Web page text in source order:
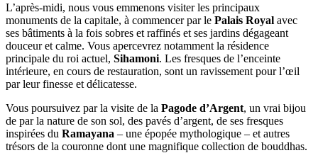
L’après-midi, nous vous emmenons visiter les principaux
monuments de la capitale, à commencer par le Palais Royal avec
ses bâtiments à la fois sobres et raffinés et ses jardins dégageant
douceur et calme. Vous apercevrez notamment la résidence
principale du roi actuel, Sihamoni. Les fresques de l’enceinte
intérieure, en cours de restauration, sont un ravissement pour l’œil
par leur finesse et délicatesse.
Vous poursuivez par la visite de la Pagode d’Argent, un vrai bijou
de par la nature de son sol, des pavés d’argent, de ses fresques
inspirées du Ramayana – une épopée mythologique – et autres
trésors de la couronne dont une magnifique collection de bouddhas.